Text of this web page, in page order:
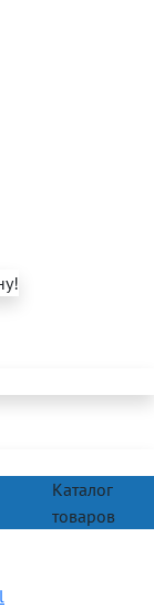
Каталог
товаров